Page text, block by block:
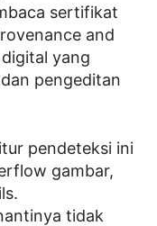
sertifikat
and
yang
pengeditan
pendeteksi ini
gambar,
tidak